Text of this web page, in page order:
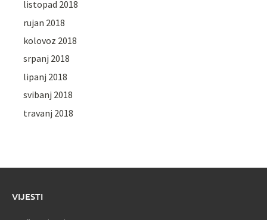
listopad 2018
rujan 2018
kolovoz 2018
srpanj 2018
lipanj 2018
svibanj 2018
travanj 2018
VIJESTI